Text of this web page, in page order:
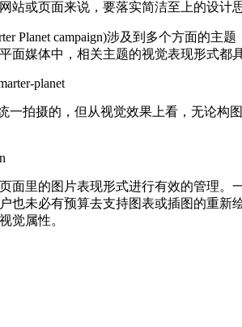
站或页面来说，要落实简洁至上的设
Planet campaign)涉及到多个方面的
面媒体中，相关主题的视觉表现形式都
一拍摄的，但从视觉效果上看，无论构
面里的图片表现形式进行有效的管理
也未必有预算去支持图表或插图的重
觉属性。